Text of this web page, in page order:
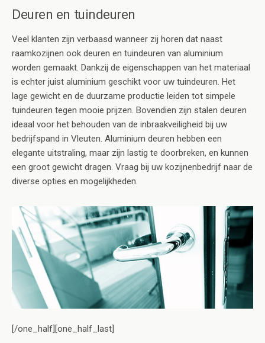
Deuren en tuindeuren
Veel klanten zijn verbaasd wanneer zij horen dat naast
raamkozijnen ook deuren en tuindeuren van aluminium
worden gemaakt. Dankzij de eigenschappen van het materiaal
is echter juist aluminium geschikt voor uw tuindeuren. Het
lage gewicht en de duurzame productie leiden tot simpele
tuindeuren tegen mooie prijzen. Bovendien zijn stalen deuren
ideaal voor het behouden van de inbraakveiligheid bij uw
bedrijfspand in Vleuten. Aluminium deuren hebben een
elegante uitstraling, maar zijn lastig te doorbreken, en kunnen
een groot gewicht dragen. Vraag bij uw kozijnenbedrijf naar de
diverse opties en mogelijkheden.
[/one_half][one_half_last]